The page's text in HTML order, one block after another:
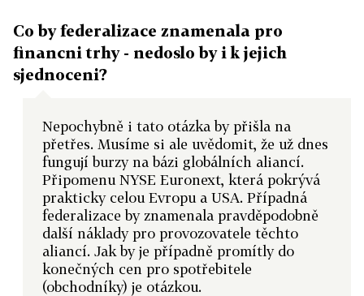
Co by federalizace znamenala pro
financni trhy - nedoslo by i k jejich
sjednoceni?
Nepochybně i tato otázka by přišla na
přetřes. Musíme si ale uvědomit, že už dnes
fungují burzy na bázi globálních aliancí.
Připomenu NYSE Euronext, která pokrývá
prakticky celou Evropu a USA. Případná
federalizace by znamenala pravděpodobně
další náklady pro provozovatele těchto
aliancí. Jak by je případně promítly do
konečných cen pro spotřebitele
(obchodníky) je otázkou.